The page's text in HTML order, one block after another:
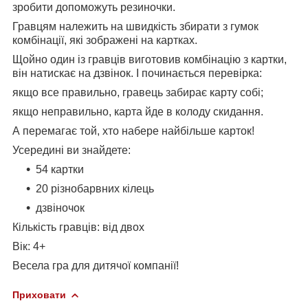
зробити допоможуть резиночки.
Гравцям належить на швидкість збирати з гумок
комбінації, які зображені на картках.
Щойно один із гравців виготовив комбінацію з картки,
він натискає на дзвінок. І починається перевірка:
якщо все правильно, гравець забирає карту собі;
якщо неправильно, карта йде в колоду скидання.
А перемагає той, хто набере найбільше карток!
Усередині ви знайдете:
54 картки
20 різнобарвних кілець
дзвіночок
Кількість гравців: від двох
Вік: 4+
Весела гра для дитячої компанії!
Приховати